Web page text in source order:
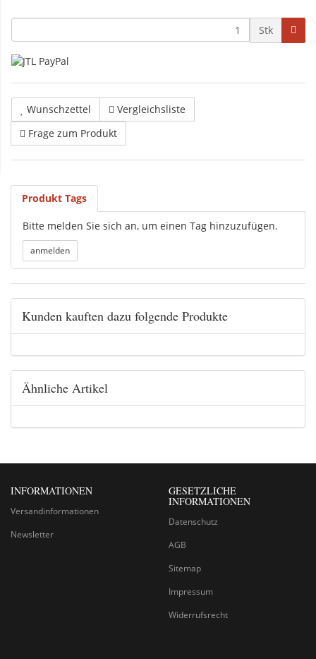
Stk
Wunschzettel
Vergleichsliste
Frage zum Produkt
Produkt Tags
Bitte melden Sie sich an, um einen Tag hinzuzufügen.
Kunden kauften dazu folgende Produkte
Ähnliche Artikel
INFORMATIONEN
Versandinformationen
Newsletter
GESETZLICHE
INFORMATIONEN
Datenschutz
AGB
Sitemap
Impressum
Widerrufsrecht